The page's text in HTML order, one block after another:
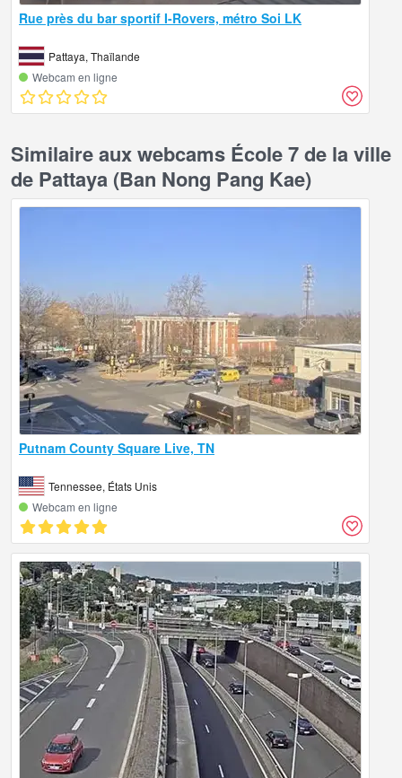
Rue près du bar sportif I-Rovers, métro Soi LK
Pattaya, Thaïlande
Webcam en ligne
Similaire aux webcams École 7 de la ville
de Pattaya (Ban Nong Pang Kae)
Putnam County Square Live, TN
Tennessee, États Unis
Webcam en ligne